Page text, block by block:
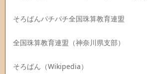
そろばんパチパチ全国珠算教育連盟
全国珠算教育連盟（神奈川県支部）
そろばん（Wikipedia）